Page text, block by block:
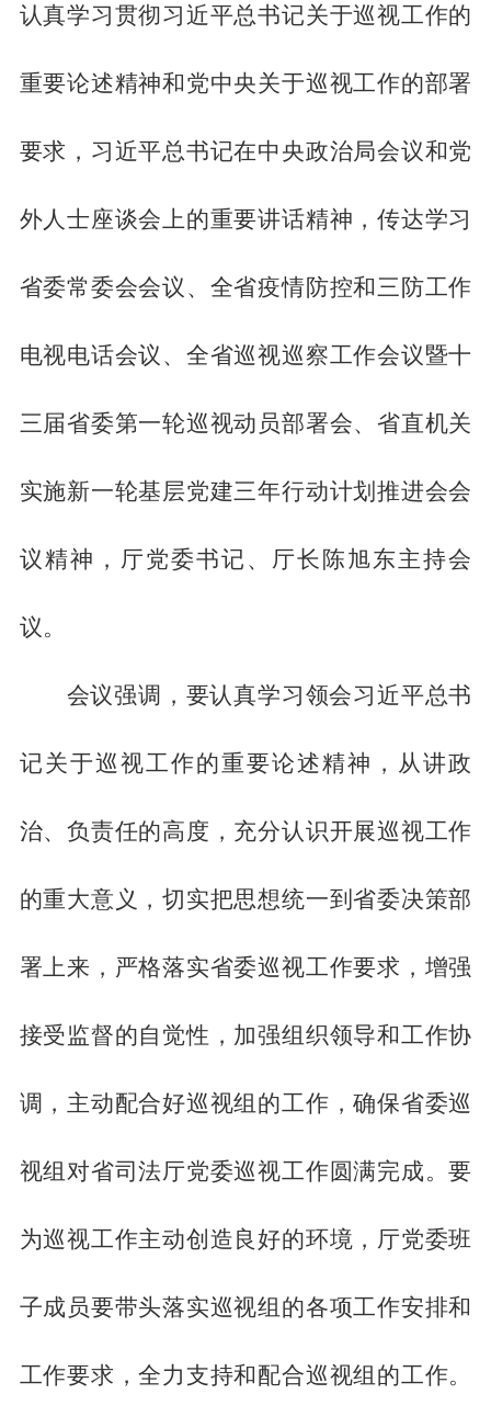
认真学习贯彻习近平总书记关于巡视工作的
重要论述精神和党中央关于巡视工作的部署
要求，习近平总书记在中央政治局会议和党
外人士座谈会上的重要讲话精神，传达学习
省委常委会会议、全省疫情防控和三防工作
电视电话会议、全省巡视巡察工作会议暨十
三届省委第一轮巡视动员部署会、省直机关
实施新一轮基层党建三年行动计划推进会会
议精神，厅党委书记、厅长陈旭东主持会
议。
会议强调，要认真学习领会习近平总书
记关于巡视工作的重要论述精神，从讲政
治、负责任的高度，充分认识开展巡视工作
的重大意义，切实把思想统一到省委决策部
署上来，严格落实省委巡视工作要求，增强
接受监督的自觉性，加强组织领导和工作协
调，主动配合好巡视组的工作，确保省委巡
视组对省司法厅党委巡视工作圆满完成。要
为巡视工作主动创造良好的环境，厅党委班
子成员要带头落实巡视组的各项工作安排和
工作要求，全力支持和配合巡视组的工作。